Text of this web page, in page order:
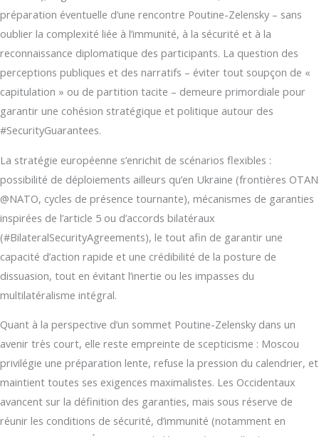
préparation éventuelle d’une rencontre Poutine-Zelensky – sans
oublier la complexité liée à l’immunité, à la sécurité et à la
reconnaissance diplomatique des participants. La question des
perceptions publiques et des narratifs – éviter tout soupçon de «
capitulation » ou de partition tacite – demeure primordiale pour
garantir une cohésion stratégique et politique autour des
#SecurityGuarantees.
La stratégie européenne s’enrichit de scénarios flexibles :
possibilité de déploiements ailleurs qu’en Ukraine (frontières OTAN
@NATO, cycles de présence tournante), mécanismes de garanties
inspirées de l’article 5 ou d’accords bilatéraux
(#BilateralSecurityAgreements), le tout afin de garantir une
capacité d’action rapide et une crédibilité de la posture de
dissuasion, tout en évitant l’inertie ou les impasses du
multilatéralisme intégral.
Quant à la perspective d’un sommet Poutine-Zelensky dans un
avenir très court, elle reste empreinte de scepticisme : Moscou
privilégie une préparation lente, refuse la pression du calendrier, et
maintient toutes ses exigences maximalistes. Les Occidentaux
avancent sur la définition des garanties, mais sous réserve de
réunir les conditions de sécurité, d’immunité (notamment en